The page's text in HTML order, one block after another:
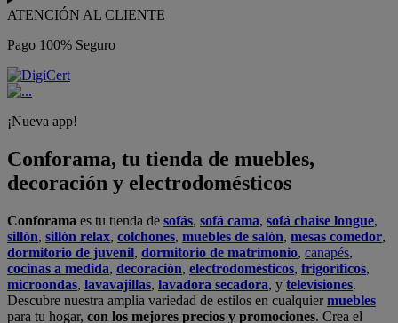
ATENCIÓN AL CLIENTE
Pago 100% Seguro
¡Nueva app!
Conforama, tu tienda de muebles,
decoración y electrodomésticos
Conforama es tu tienda de sofás, sofá cama, sofá chaise longue,
sillón, sillón relax, colchones, muebles de salón, mesas comedor,
dormitorio de juvenil, dormitorio de matrimonio, canapés,
cocinas a medida, decoración, electrodomésticos, frigoríficos,
microondas, lavavajillas, lavadora secadora, y televisiones.
Descubre nuestra amplia variedad de estilos en cualquiermuebles
para tu hogar, con los mejores precios y promociones. Crea el